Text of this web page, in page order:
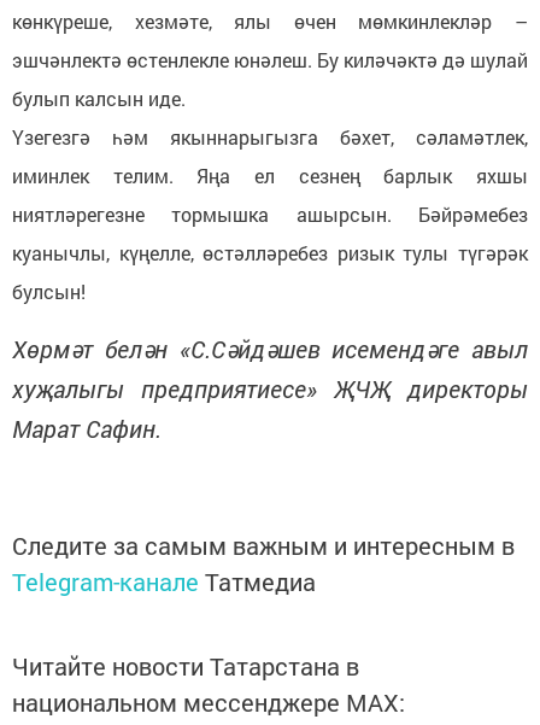
көнкүреше, хезмәте, ялы өчен мөмкинлекләр –
эшчәнлектә өстенлекле юнәлеш. Бу киләчәктә дә шулай
булып калсын иде.
Үзегезгә һәм якыннарыгызга бәхет, сәламәтлек,
иминлек телим. Яңа ел сезнең барлык яхшы
ниятләрегезне тормышка ашырсын. Бәйрәмебез
куанычлы, күңелле, өстәлләребез ризык тулы түгәрәк
булсын!
Хөрмәт белән «С.Сәйдәшев исемендәге авыл
хуҗалыгы предприятиесе» ҖЧҖ директоры
Марат Сафин.
Следите за самым важным и интересным в
Telegram-канале Татмедиа
Читайте новости Татарстана в
национальном мессенджере MАХ: